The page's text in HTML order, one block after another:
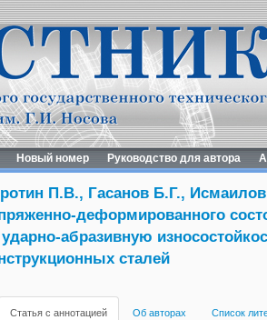
Новый номер Руководство для автора
П.В., Гасанов Б.Г.,
деформированного
ударно-абразивную
сталей
Статья с аннотацией Об авторах Список